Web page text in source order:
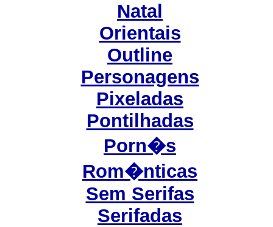
Natal
Orientais
Outline
Personagens
Pixeladas
Pontilhadas
Porn�s
Rom�nticas
Sem Serifas
Serifadas